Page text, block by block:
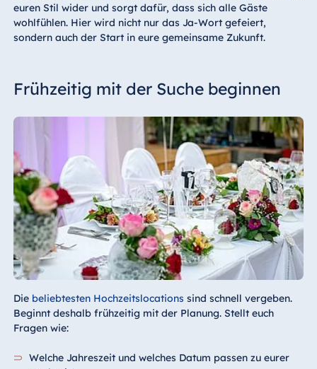
euren Stil wider und sorgt dafür, dass sich alle Gäste
wohlfühlen. Hier wird nicht nur das Ja-Wort gefeiert,
sondern auch der Start in eure gemeinsame Zukunft.
Frühzeitig mit der Suche beginnen
Die beliebtesten Hochzeitslocations sind schnell vergeben.
Beginnt deshalb frühzeitig mit der Planung. Stellt euch
Fragen wie:
Welche Jahreszeit und welches Datum passen zu eurer